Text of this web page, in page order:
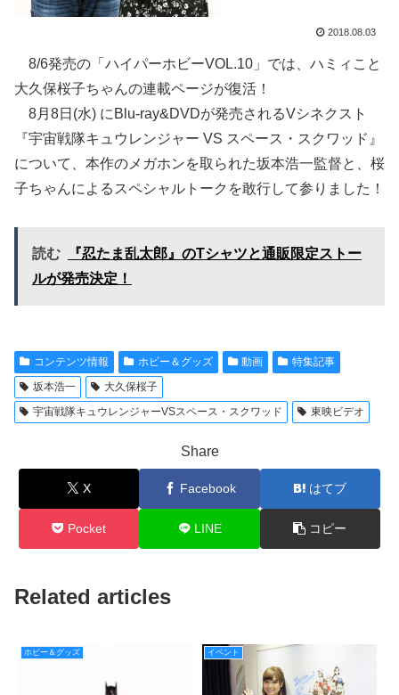
2018.08.03
8/6発売の「ハイパーホビーVOL.10」では、ハミィこと
大久保桜子ちゃんの連載ページが復活！
8月8日(水) にBlu-ray&DVDが発売されるVシネクスト
『宇宙戦隊キュウレンジャー VS スペース・スクワッド』
について、本作のメガホンを取られた坂本浩一監督と、桜
子ちゃんによるスペシャルトークを敢行して参りました！
読む
『忍たま乱太郎』のTシャツと通販限定ストー
ルが発売決定！
コンテンツ情報 ホビー＆グッズ 動画
特集記事
坂本浩一
大久保桜子
宇宙戦隊キュウレンジャーVSスペース・スクワッド
東映ビデオ
Share
X Facebook はてブ
Pocket LINE コピー
Related articles
ホビー＆グッズ イベント